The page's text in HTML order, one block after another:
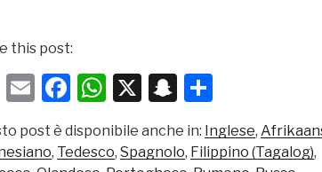
this post:
C
o
p
E
m
ail
F
a
c
W
h
at
X
S
n
a
o
n
post è disponibile anche in: Inglese
Tedesco Spagnolo Filippino (Tagalog)